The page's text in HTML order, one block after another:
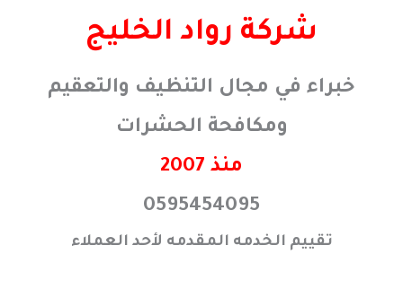
شركة رواد الخليج
خبراء في مجال التنظيف والتعقيم
ومكافحة الحشرات
منذ 2007
0595454095
تقييم الخدمه المقدمه لأحد العملاء